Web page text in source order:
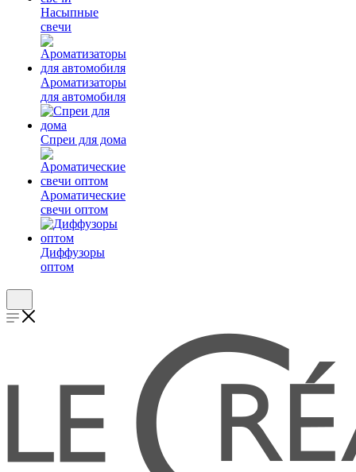
Насыпные
свечи
Ароматизаторы
для автомобиля
Спреи для дома
Ароматические
свечи оптом
Диффузоры
оптом